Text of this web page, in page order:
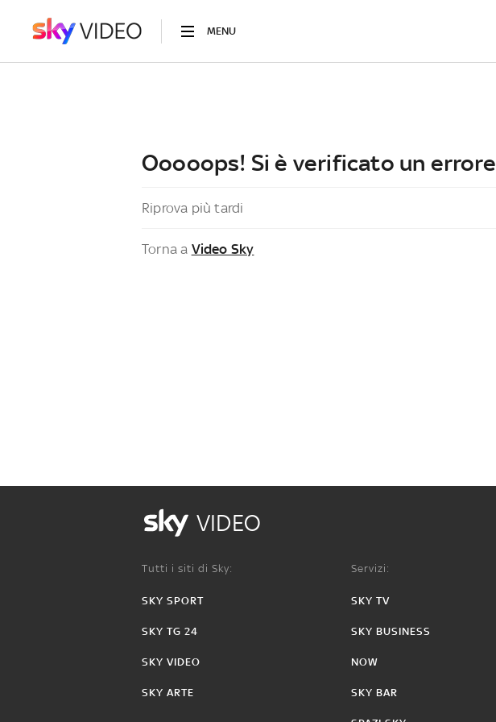
MENU
Ooooops! Si è verificato un errore
Riprova più tardi
Torna a Video Sky
VIDEO
Tutti i siti di Sky:
SKY SPORT
SKY TG 24
SKY VIDEO
SKY ARTE
Servizi:
SKY TV
SKY BUSINESS
NOW
SKY BAR